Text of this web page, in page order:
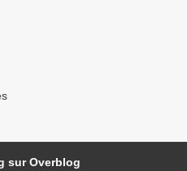
sur Overblog